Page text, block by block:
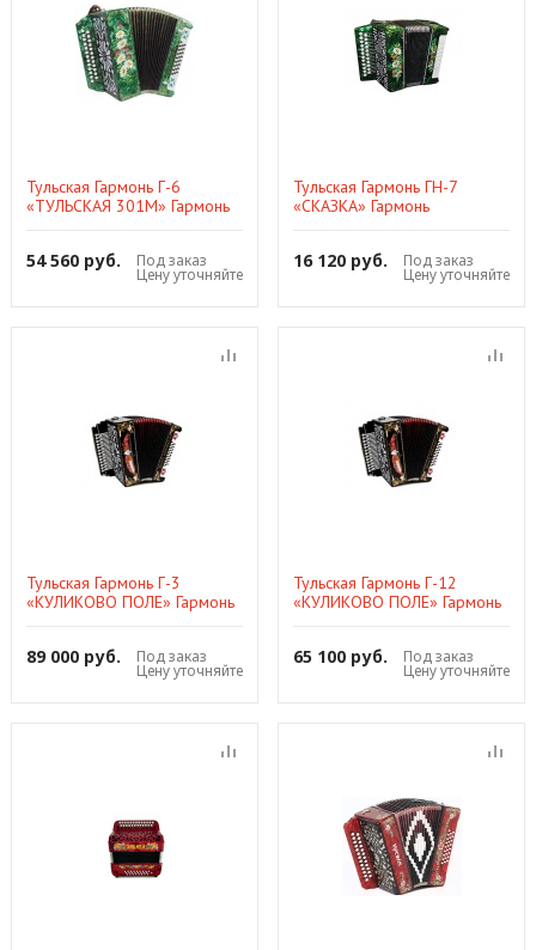
Тульская Гармонь Г-6
«ТУЛЬСКАЯ 301М» Гармонь
54 560 руб. Под заказ
Цену уточняйте
Тульская Гармонь ГН-7
«СКАЗКА» Гармонь
16 120 руб. Под заказ
Цену уточняйте
Тульская Гармонь Г-3
«КУЛИКОВО ПОЛЕ» Гармонь
89 000 руб. Под заказ
Цену уточняйте
Тульская Гармонь Г-12
«КУЛИКОВО ПОЛЕ» Гармонь
65 100 руб. Под заказ
Цену уточняйте